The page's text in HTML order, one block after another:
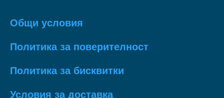
Общи условия
Политика за поверителност
Политика за бисквитки
Условия за доставка